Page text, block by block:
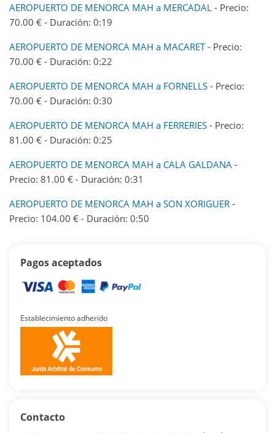
AEROPUERTO DE MENORCA MAH a MERCADAL - Precio:
70.00 € - Duración: 0:19
AEROPUERTO DE MENORCA MAH a MACARET- Precio:
70.00 € - Duración: 0:22
AEROPUERTO DE MENORCA MAH a FORNELLS - Precio:
70.00 € - Duración: 0:30
AEROPUERTO DE MENORCA MAH a FERRERIES - Precio:
81.00 € - Duración: 0:25
AEROPUERTO DE MENORCA MAH a CALA GALDANA -
Precio: 81.00 € - Duración: 0:31
AEROPUERTO DE MENORCA MAH a SON XORIGUER -
Precio: 104.00 € - Duración: 0:50
Pagos aceptados
Establecimiento adherido
Contacto